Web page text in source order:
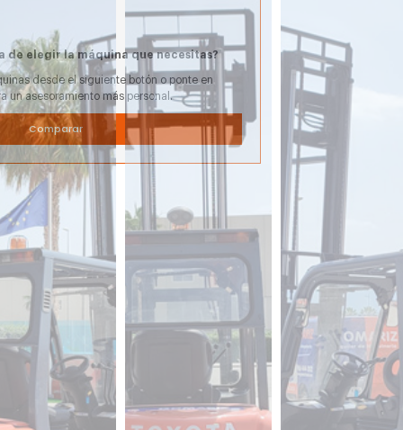
de elegir la máquina que necesitas?
desde el siguiente botón o ponte en
un asesoramiento más personal.
Comparar